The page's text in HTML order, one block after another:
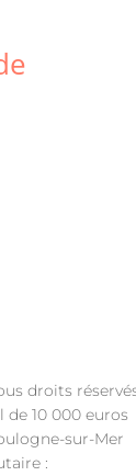
droits
de 10 000 euros
sur-Mer
: